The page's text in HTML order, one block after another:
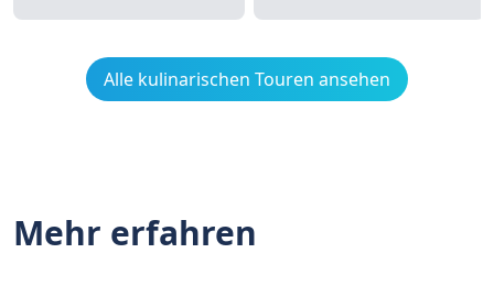
Alle kulinarischen Touren ansehen
Mehr erfahren